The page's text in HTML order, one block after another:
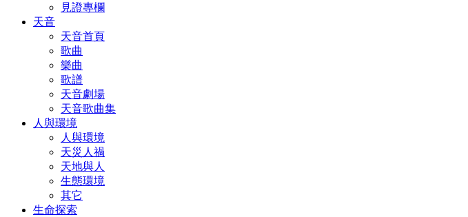
見證專欄
天音
天音首頁
歌曲
樂曲
歌譜
天音劇場
天音歌曲集
人與環境
人與環境
天災人禍
天地與人
生態環境
其它
生命探索